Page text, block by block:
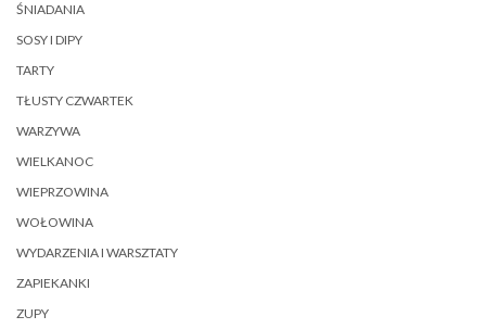
ŚNIADANIA
SOSY I DIPY
TARTY
TŁUSTY CZWARTEK
WARZYWA
WIELKANOC
WIEPRZOWINA
WOŁOWINA
WYDARZENIA I WARSZTATY
ZAPIEKANKI
ZUPY